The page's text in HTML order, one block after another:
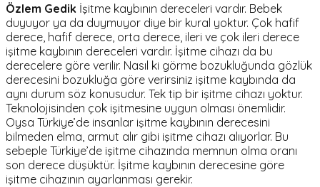
Özlem Gedik İşitme kaybının dereceleri vardır. Bebek
duyuyor ya da duymuyor diye bir kural yoktur. Çok hafif
derece, hafif derece, orta derece, ileri ve çok ileri derece
işitme kaybının dereceleri vardır. İşitme cihazı da bu
derecelere göre verilir. Nasıl ki görme bozukluğunda gözlük
derecesini bozukluğa göre verirsiniz işitme kaybında da
aynı durum söz konusudur. Tek tip bir işitme cihazı yoktur.
Teknolojisinden çok işitmesine uygun olması önemlidir.
Oysa Türkiye’de insanlar işitme kaybının derecesini
bilmeden elma, armut alır gibi işitme cihazı alıyorlar. Bu
sebeple Türkiye’de işitme cihazında memnun olma oranı
son derece düşüktür. İşitme kaybının derecesine göre
işitme cihazının ayarlanması gerekir.